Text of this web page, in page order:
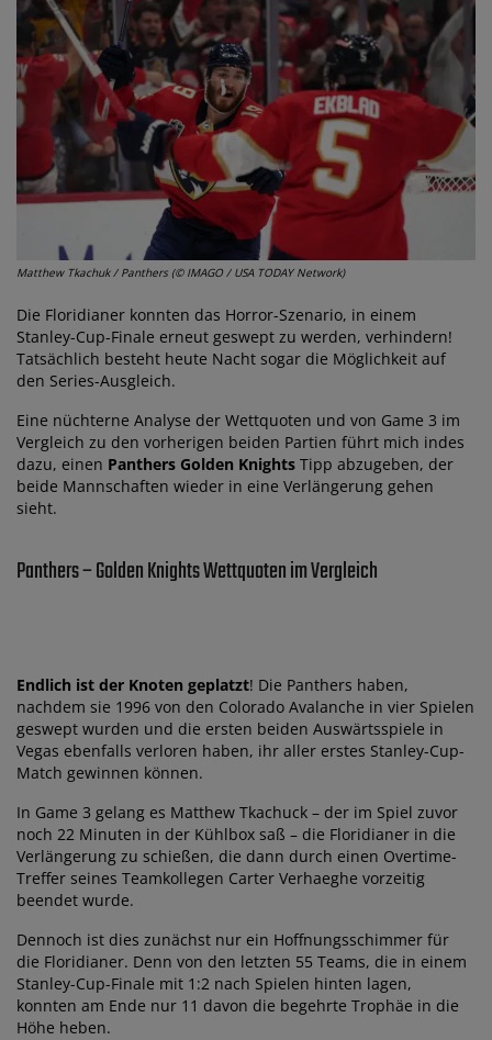
Matthew Tkachuk / Panthers (© IMAGO / USA TODAY Network)
Die Floridianer konnten das Horror-Szenario, in einem
Stanley-Cup-Finale erneut geswept zu werden, verhindern!
Tatsächlich besteht heute Nacht sogar die Möglichkeit auf
den Series-Ausgleich.
Eine nüchterne Analyse der Wettquoten und von Game 3 im
Vergleich zu den vorherigen beiden Partien führt mich indes
dazu, einen Panthers Golden Knights Tipp abzugeben, der
beide Mannschaften wieder in eine Verlängerung gehen
sieht.
Panthers – Golden Knights Wettquoten im Vergleich
Endlich ist der Knoten geplatzt! Die Panthers haben,
nachdem sie 1996 von den Colorado Avalanche in vier Spielen
geswept wurden und die ersten beiden Auswärtsspiele in
Vegas ebenfalls verloren haben, ihr aller erstes Stanley-Cup-
Match gewinnen können.
In Game 3 gelang es Matthew Tkachuck – der im Spiel zuvor
noch 22 Minuten in der Kühlbox saß – die Floridianer in die
Verlängerung zu schießen, die dann durch einen Overtime-
Treffer seines Teamkollegen Carter Verhaeghe vorzeitig
beendet wurde.
Dennoch ist dies zunächst nur ein Hoffnungsschimmer für
die Floridianer. Denn von den letzten 55 Teams, die in einem
Stanley-Cup-Finale mit 1:2 nach Spielen hinten lagen,
konnten am Ende nur 11 davon die begehrte Trophäe in die
Höhe heben.